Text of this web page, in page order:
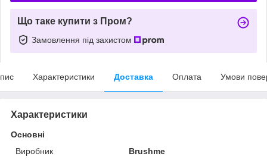
Що таке купити з Пром?
Замовлення під захистом
Характеристики Доставка Оплата Умови
Характеристики
Основні
Виробник
Brushme